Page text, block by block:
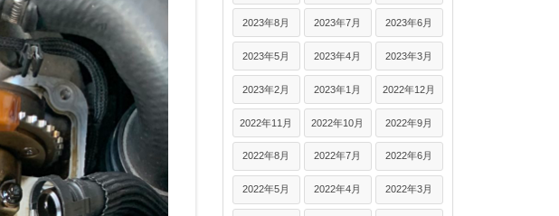
2023年8月 2023年7月 2023年6月
2023年5月 2023年4月 2023年3月
2023年2月 2023年1月 2022年12月
2022年11月 2022年10月 2022年9月
2022年8月 2022年7月 2022年6月
2022年5月 2022年4月 2022年3月